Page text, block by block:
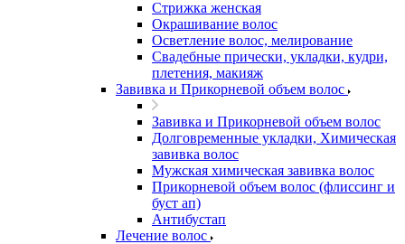
Стрижка женская
Окрашивание волос
Осветление волос, мелирование
Свадебные прически, укладки, кудри,
плетения, макияж
Завивка и Прикорневой объем волос
Завивка и Прикорневой объем волос
Долговременные укладки, Химическая
завивка волос
Мужская химическая завивка волос
Прикорневой объем волос (флиссинг и
буст ап)
Антибустап
Лечение волос